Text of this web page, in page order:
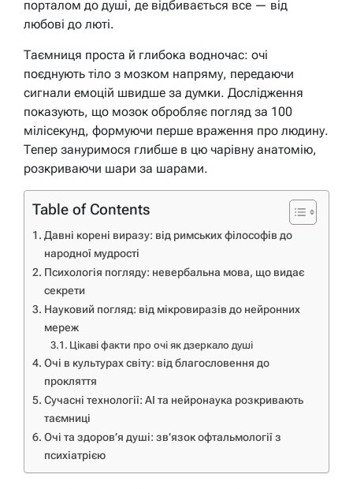
порталом до душі, де відбивається все — від
любові до люті.
Таємниця проста й глибока водночас: очі
поєднують тіло з мозком напряму, передаючи
сигнали емоцій швидше за думки. Дослідження
показують, що мозок обробляє погляд за 100
мілісекунд, формуючи перше враження про людину.
Тепер зануримося глибше в цю чарівну анатомію,
розкриваючи шари за шарами.
Table of Contents
Давні корені виразу: від римських філософів до
народної мудрості
Психологія погляду: невербальна мова, що видає
секрети
Науковий погляд: від мікровиразів до нейронних
мереж
Цікаві факти про очі як дзеркало душі
Очі в культурах світу: від благословення до
прокляття
Сучасні технології: AI та нейронаука розкривають
таємниці
Очі та здоров’я душі: зв’язок офтальмології з
психіатрією